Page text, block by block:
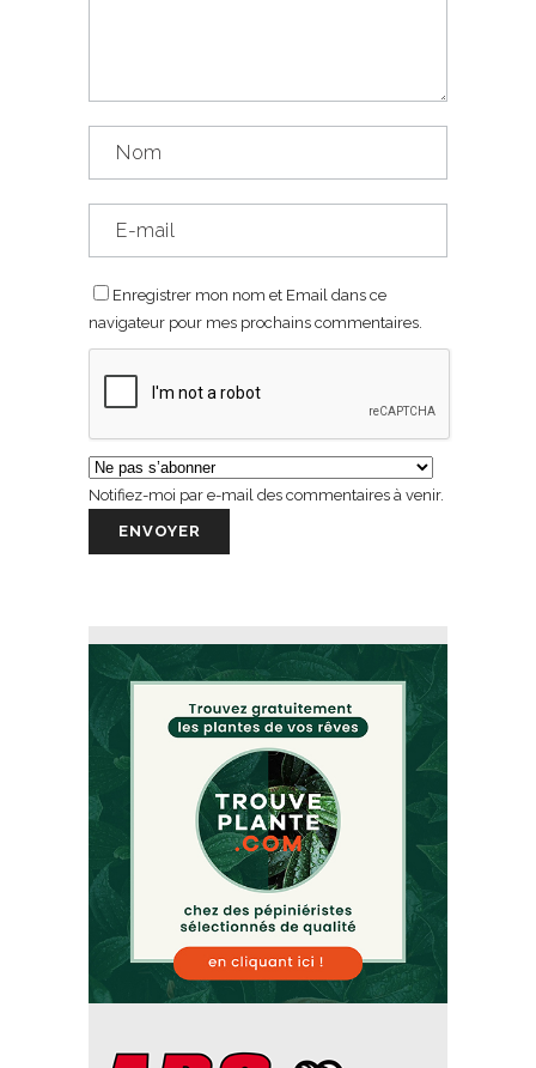
Enregistrer mon nom et Email dans ce
navigateur pour mes prochains commentaires.
Notifiez-moi par e-mail des commentaires à venir.